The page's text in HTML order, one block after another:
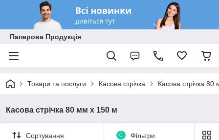
Паперова Продукція
Товари та послуги Касова стрічка Касова стрічка
Касова стрічка 80 мм х 150 м
Сортування 0 Фільтри